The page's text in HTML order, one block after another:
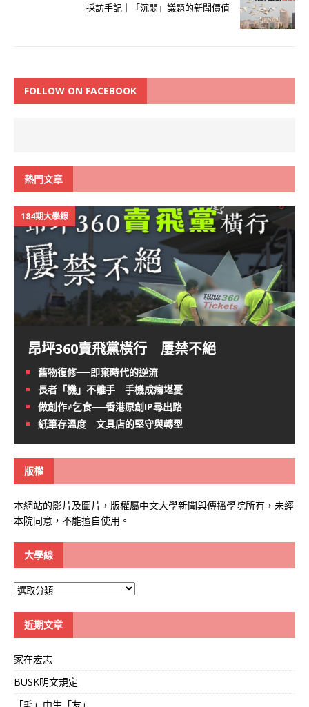
採訪手記｜「沉悶」議題的新聞價值
FOLLOW ON FACEBOOK
熱門文章
184期大學線
昂坪360賣飛黨橫行 屢禁不絕
舊物復修──即棄時代的逆流
長者「機」不離手 手機成癮堪憂
做創作≠乞食──香港原創IP尋出路
紙筆存溫度 文具店的堅守與轉型
版權
本網站的影片及圖片，版權屬中文大學新聞與傳播學院所有，未經
本院同意，不能擅自使用。
大學線
大
近期文章
家在宏志
BUSK明文規定